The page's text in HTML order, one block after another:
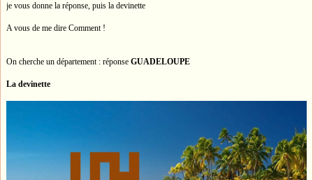
je vous donne la réponse, puis la devinette
A vous de me dire Comment !
On cherche un département : réponse GUADELOUPE
La devinette